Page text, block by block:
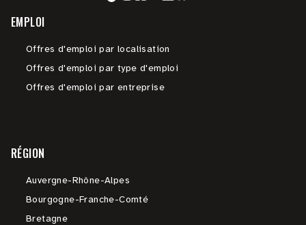
EMPLOI
Offres d'emploi par localisation
Offres d'emploi par type d'emploi
Offres d'emploi par entreprise
RÉGION
Auvergne-Rhône-Alpes
Bourgogne-Franche-Comté
Bretagne